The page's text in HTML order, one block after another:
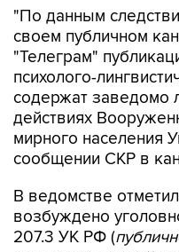
"Телеграм"
психолого-
содержат заведомо
действиях
мирного населения
сообщении СКР в
В ведомстве
207.3 УК РФ (
заведомо ложной
использовании